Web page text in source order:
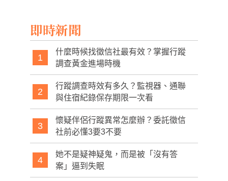
即時新聞
1
什麼時候找徵信社最有效？掌握行蹤
調查黃金進場時機
2
行蹤調查時效有多久？監視器、通聯
與住宿紀錄保存期限一次看
3
懷疑伴侶行蹤異常怎麼辦？委託徵信
社前必懂3要3不要
4
她不是疑神疑鬼，而是被「沒有答
案」逼到失眠